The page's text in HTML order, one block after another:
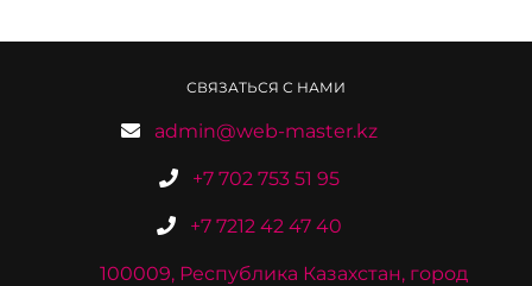
СВЯЗАТЬСЯ С НАМИ
admin@web-master.kz
+7 702 753 51 95
+7 7212 42 47 40
100009, Республика Казахстан, город